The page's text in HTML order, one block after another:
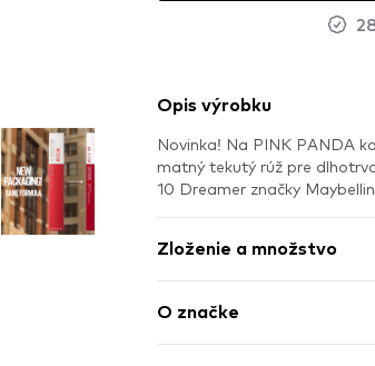
Opis výrobku
Novinka! Na PINK PANDA
matný tekutý rúž pre
10 Dreamer značky
Zloženie a množstvo
O značke